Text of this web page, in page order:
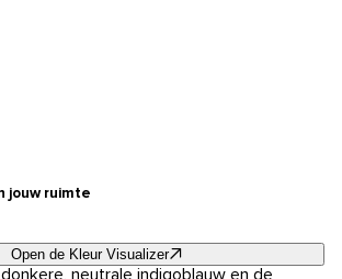
jouw ruimte
Open de Kleur Visualizer
neutrale indigoblauw en de